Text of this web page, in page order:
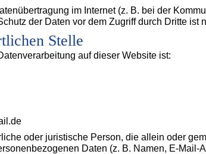
im Internet (z. B. bei der
der Daten vor dem Zugriff durch Dritte ist
Stelle
auf dieser Website ist:
oder juristische Person, die allein oder
Daten (z. B. Namen, E-Mail-